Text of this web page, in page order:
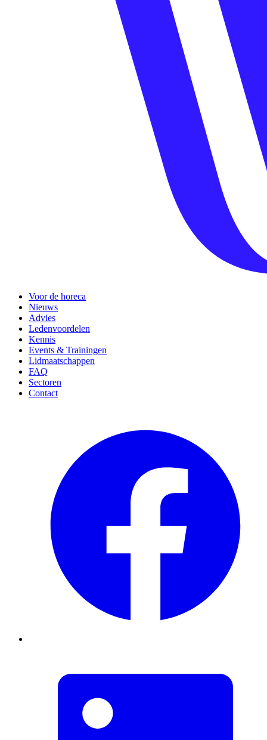
Voor de horeca
Nieuws
Advies
Ledenvoordelen
Kennis
Events & Trainingen
Lidmaatschappen
FAQ
Sectoren
Contact